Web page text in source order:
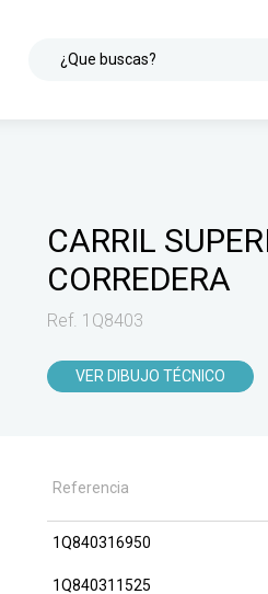
¿Que buscas?
CARRIL
CORREDERA
Ref. 1Q8403
VER DIBUJO TÉCNICO
Referencia
1Q840316950
1Q840311525